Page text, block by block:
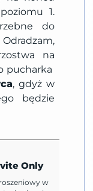
1.
do
na
pucharka
, gdyż w
będzie
Only
w